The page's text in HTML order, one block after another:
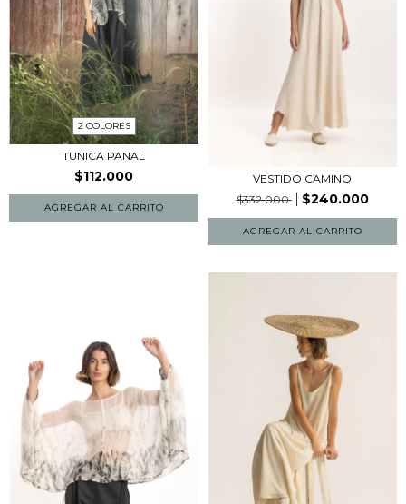
2 COLORES
TUNICA PANAL
$112.000
AGREGAR AL CARRITO
VESTIDO CAMINO
$332.000
$240.000
AGREGAR AL CARRITO